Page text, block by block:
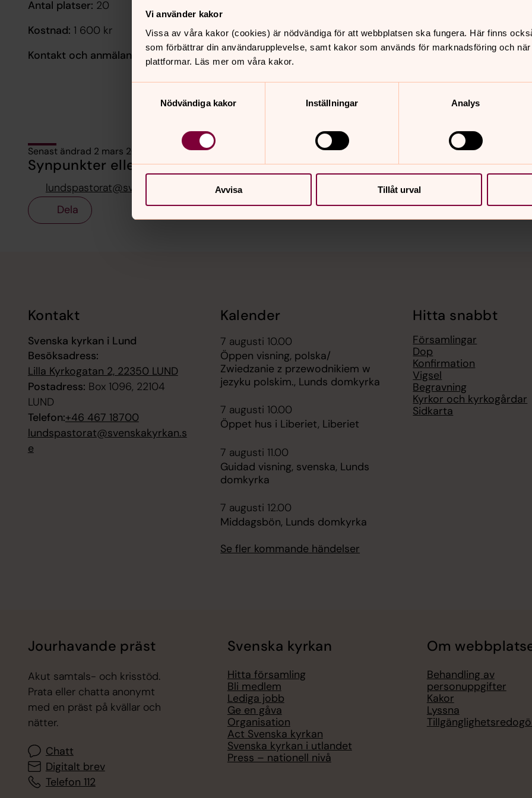
Vi använder kakor
Vissa av våra kakor (cookies) är nödvändiga för att webbplatsen ska fungera. Här finns
som förbättrar din användarupplevelse, samt kakor som används för marknadsföring och
plattformar. Läs mer om våra kakor.
Nödvändiga kakor
Inställningar Analys
Avvisa Tillåt urval
Antal platser: 20
Kostnad: 1 600 kr
Kontakt och anmälan:
David Larsson,046-71 88 10,david.larsson@svenskakyrkan.se
Senast ändrad 2 mars 2026
Synpunkter eller frågor på sidans innehåll?
lundspastorat@svenskakyrkan.se
Dela
Kontakt
Svenska kyrkan i Lund
Besöksadress:
Lilla Kyrkogatan 2, 22350 LUND
Postadress: Box 1096, 22104
LUND
Telefon:+46 467 18700
lundspastorat@svenskakyrkan.s
e
Kalender
7 augusti 10.00
Öppen visning, polska/
Zwiedzanie z przewodnikiem w
jezyku polskim., Lunds domkyrka
7 augusti 10.00
Öppet hus i Liberiet, Liberiet
7 augusti 11.00
Guidad visning, svenska, Lunds
domkyrka
7 augusti 12.00
Middagsbön, Lunds domkyrka
Se fler kommande händelser
Hitta snabbt
Församlingar
Dop
Konfirmation
Vigsel
Begravning
Kyrkor och kyrkogårdar
Sidkarta
Jourhavande präst
Akut samtals- och krisstöd.
Prata eller chatta anonymt
med en präst på kvällar och
nätter.
Chatt
Digitalt brev
Telefon 112
Svenska kyrkan
Hitta församling
Bli medlem
Lediga jobb
Ge en gåva
Organisation
Act Svenska kyrkan
Svenska kyrkan i utlandet
Press – nationell nivå
Om
Behandling av
personuppgifter
Kakor
Lyssna